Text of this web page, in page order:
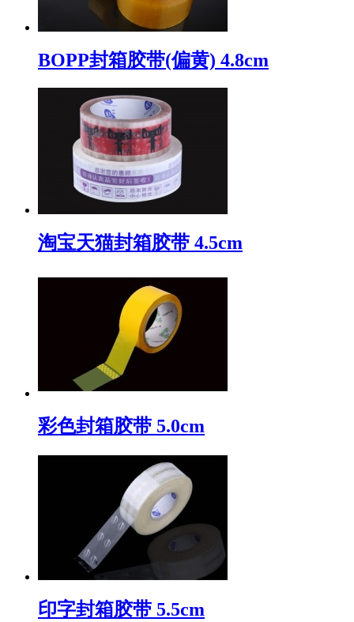
BOPP封箱胶带(偏黄) 4.8cm
淘宝天猫封箱胶带 4.5cm
彩色封箱胶带 5.0cm
印字封箱胶带 5.5cm